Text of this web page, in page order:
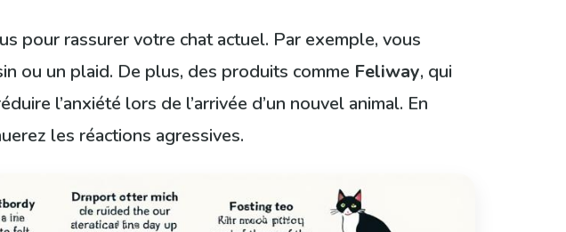
pour rassurer votre chat actuel. Par exemple, vous
ou un plaid. De plus, des produits comme Feliway, qui
l’anxiété lors de l’arrivée d’un nouvel animal. En
les réactions agressives.